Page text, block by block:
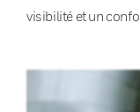
visibilité et un